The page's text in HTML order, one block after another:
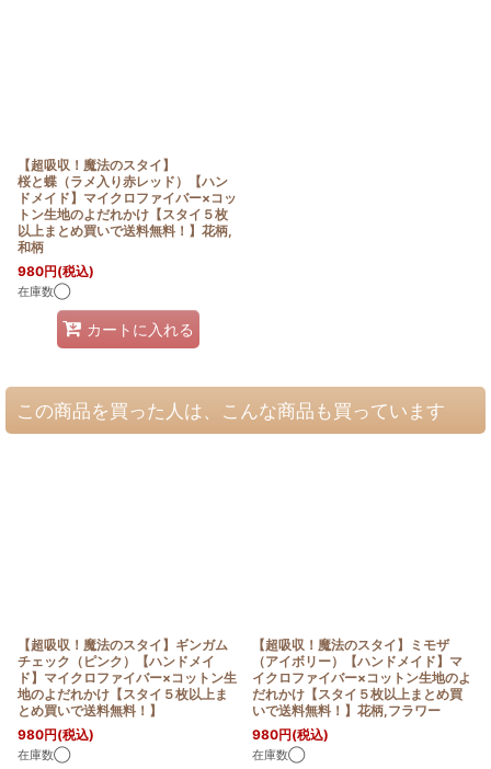
【超吸収！魔法のスタイ】
桜と蝶（ラメ入り赤レッド）【ハン
ドメイド】マイクロファイバー×コッ
トン生地のよだれかけ【スタイ５枚
以上まとめ買いで送料無料！】花柄,
和柄
980円(税込)
在庫数◯
カートに入れる
この商品を買った人は、こんな商品も買っています
【超吸収！魔法のスタイ】ギンガム
チェック（ピンク）【ハンドメイ
ド】マイクロファイバー×コットン生
地のよだれかけ【スタイ５枚以上ま
とめ買いで送料無料！】
980円(税込)
在庫数◯
【超吸収！魔法のスタイ】ミモザ
（アイボリー）【ハンドメイド】マ
イクロファイバー×コットン生地のよ
だれかけ【スタイ５枚以上まとめ買
いで送料無料！】花柄,フラワー
980円(税込)
在庫数◯